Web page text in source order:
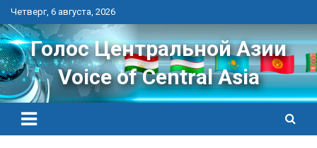
Перейти
к
контенту
Четверг, 6 августа, 2026
Голос Центральной Азии
Voice of Central Asia